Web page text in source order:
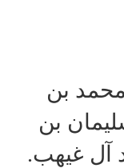
بن
بن
آل غيهب.